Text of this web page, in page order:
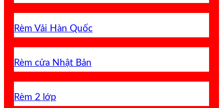
Rèm Vải Hàn Quốc
Rèm cửa Nhật Bản
Rèm 2 lớp